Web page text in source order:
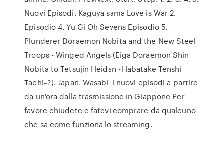
Nuovi Episodi. Kaguya sama Love is War 2.
Episodio 4. Yu Gi Oh Sevens Episodio 5.
Plunderer Doraemon Nobita and the New Steel
Troops - Winged Angels (Eiga Doraemon Shin
Nobita to Tetsujin Heidan ~Habatake Tenshi
Tachi~?). Japan. Wasabi i nuovi episodi a partire
da un'ora dalla trasmissione in Giappone Per
favore chiudete e fatevi comprare da qualcuno
che sa come funziona lo streaming.